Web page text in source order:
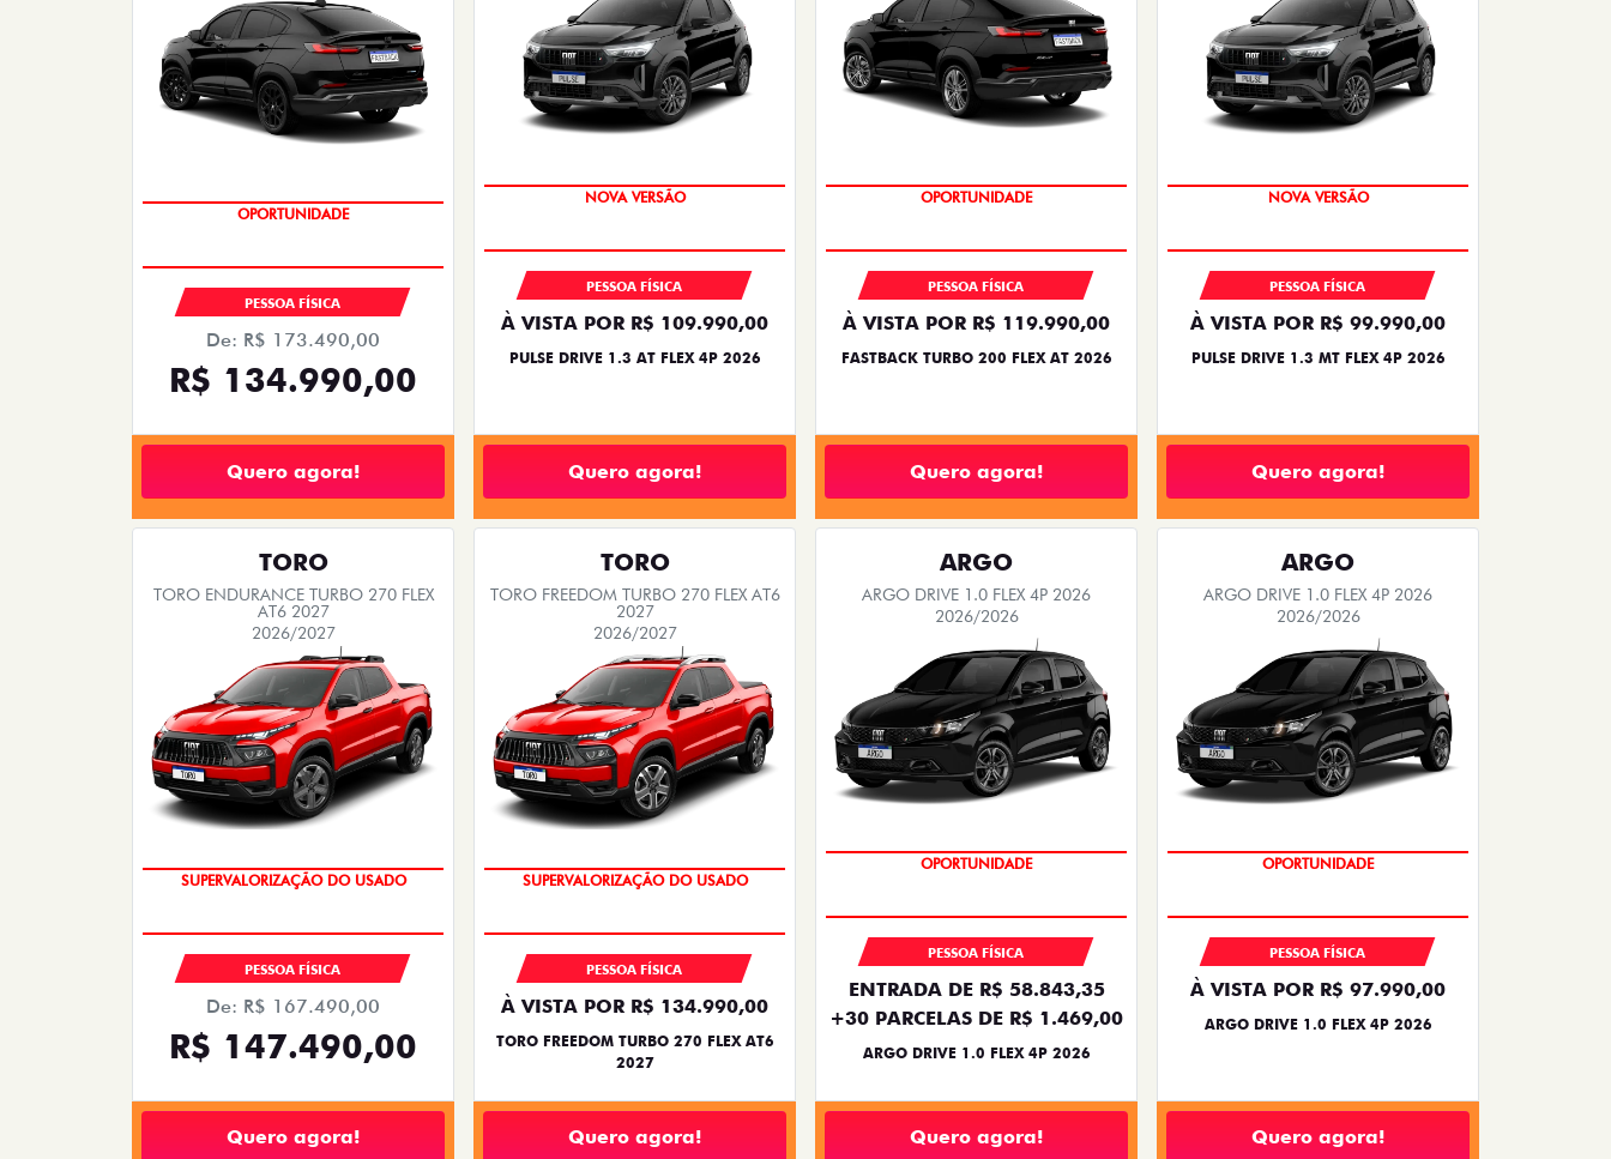
PREÇO IMPERDÍVEL
PESSOA FÍSICA
De: R$ 173.490,00
R$ 134.990,00
Quero agora!
PREÇO IMPERDÍVEL
PESSOA FÍSICA
À VISTA POR R$ 109.990,00
PULSE DRIVE 1.3 AT FLEX 4P 2026
Quero agora!
OPORTUNIDADE
PESSOA FÍSICA
À VISTA POR R$ 119.990,00
FASTBACK TURBO 200 FLEX AT 2026
Quero agora!
PREÇO IMPERDÍVEL
PESSOA FÍSICA
À VISTA POR R$ 99.990,00
PULSE DRIVE 1.3 MT FLEX 4P 2026
Quero agora!
TORO
TORO ENDURANCE TURBO 270 FLEX
AT6 2027
2026/2027
COM USADO NA TROCA
PESSOA FÍSICA
De: R$ 167.490,00
R$ 147.490,00
Quero agora!
TORO
TORO FREEDOM TURBO 270 FLEX AT6
2027
2026/2027
OPORTUNIDADE
PESSOA FÍSICA
À VISTA POR R$ 134.990,00
TORO FREEDOM TURBO 270 FLEX AT6
2027
Quero agora!
ARGO
ARGO DRIVE 1.0 FLEX 4P 2026
2026/2026
BÔNUS DE 6 MIL REAIS
PESSOA FÍSICA
ENTRADA DE R$ 58.843,35
+30 PARCELAS DE R$ 1.469,00
ARGO DRIVE 1.0 FLEX 4P 2026
Quero agora!
ARGO
ARGO DRIVE 1.0 FLEX 4P 2026
2026/2026
BÔNUS DE 6 MIL REAIS
PESSOA FÍSICA
À VISTA POR R$ 97.990,00
ARGO DRIVE 1.0 FLEX 4P 2026
Quero agora!